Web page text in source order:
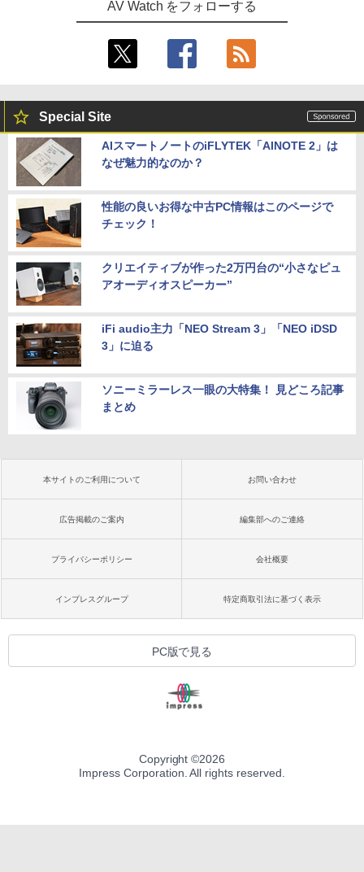
AV Watch をフォローする
Special Site
AIスマートノートのiFLYTEK「AINOTE 2」は
なぜ魅力的なのか？
性能の良いお得な中古PC情報はこのページで
チェック！
クリエイティブが作った2万円台の“小さなピュ
アオーディオスピーカー”
iFi audio主力「NEO Stream 3」「NEO iDSD
3」に迫る
ソニーミラーレス一眼の大特集！ 見どころ記事
まとめ
本サイトのご利用について お問い合わせ
広告掲載のご案内 編集部へのご連絡
プライバシーポリシー 会社概要
インプレスグループ 特定商取引法に基づく表示
PC版で見る
Copyright ©2026
Impress Corporation. All rights reserved.